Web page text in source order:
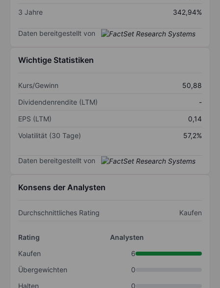
3 Jahre
342,94%
Daten bereitgestellt von
Wichtige Statistiken
Kurs/Gewinn
50,88
Dividendenrendite (LTM)
-
EPS (LTM)
0,14
Volatilität (30 Tage)
57,2%
Daten bereitgestellt von
Konsens der Analysten
Durchschnittliches Rating Kaufen
Rating
Analysten
Kaufen
6
Übergewichten
0
Halten
0